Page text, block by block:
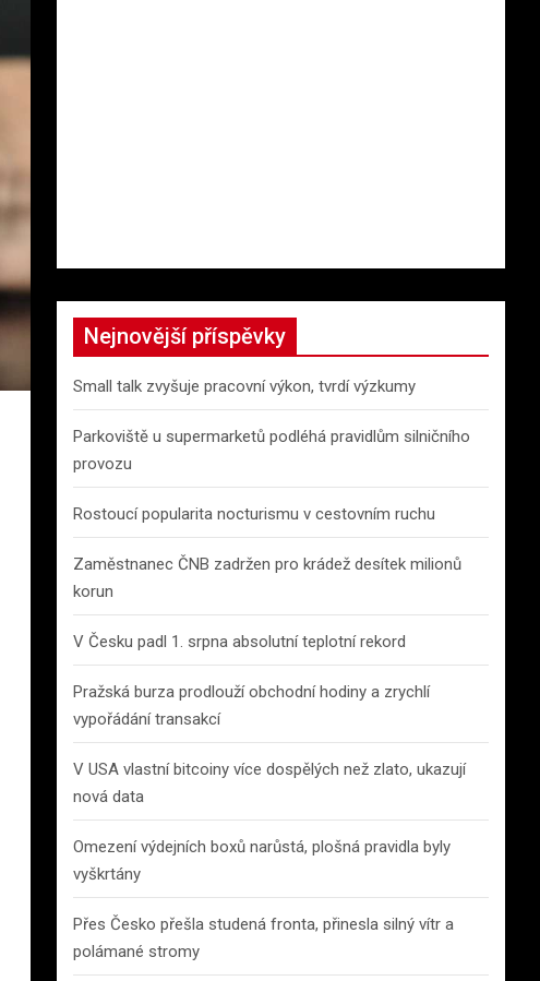
Nejnovější příspěvky
Small talk zvyšuje pracovní výkon, tvrdí výzkumy
Parkoviště u supermarketů podléhá pravidlům silničního
provozu
Rostoucí popularita nocturismu v cestovním ruchu
Zaměstnanec ČNB zadržen pro krádež desítek milionů
korun
V Česku padl 1. srpna absolutní teplotní rekord
Pražská burza prodlouží obchodní hodiny a zrychlí
vypořádání transakcí
V USA vlastní bitcoiny více dospělých než zlato, ukazují
nová data
Omezení výdejních boxů narůstá, plošná pravidla byly
vyškrtány
Přes Česko přešla studená fronta, přinesla silný vítr a
polámané stromy